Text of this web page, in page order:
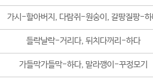
가시-할아버지, 다람쥐-원숭이, 갈팡질팡-하
들락날락-거리다, 뒤치다꺼리-하다
가들막가들막-하다, 말라깽이-꾸정모기